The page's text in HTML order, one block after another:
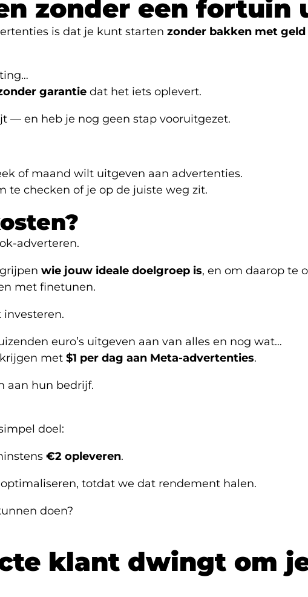
zonder een fortuin
is dat je kunt starten zonder bakken met geld
garantie dat het iets oplevert.
— en heb je nog geen stap vooruitgezet.
of maand wilt uitgeven aan advertenties.
te checken of je op de juiste weg zit.
adverteren.
wie jouw ideale doelgroep is, en om daarop te
met finetunen.
euro’s uitgeven aan van alles en nog wat…
met $1 per dag aan Meta-advertenties.
aan hun bedrijf.
doel:
€2 opleveren.
totdat we dat rendement halen.
doen?
klant dwingt om